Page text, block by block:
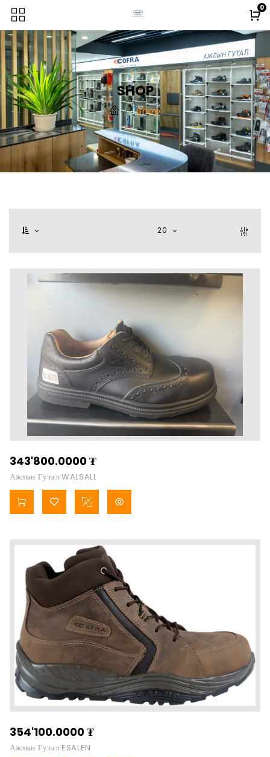
0
SHOP
Shop
20
343'800.0000₮
Ажлын Гутал WALSALL
354'100.0000₮
Ажлын Гутал ESALEN